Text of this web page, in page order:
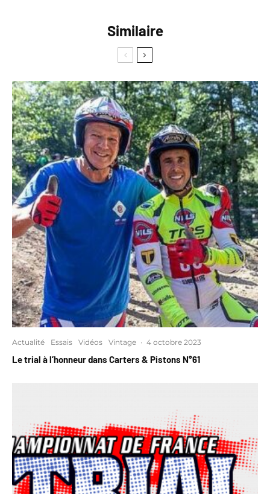
Similaire
Actualité Essais Vidéos Vintage · 4 octobre 2023
Le trial à l’honneur dans Carters & Pistons N°61